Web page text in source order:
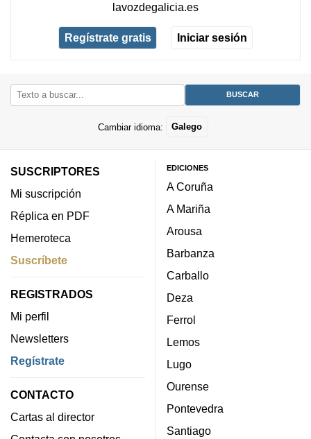
lavozdegalicia.es
Regístrate gratis Iniciar sesión
Cambiar idioma: Galego
SUSCRIPTORES
Mi suscripción
Réplica en PDF
Hemeroteca
Suscríbete
REGISTRADOS
Mi perfil
Newsletters
Regístrate
CONTACTO
Cartas al director
EDICIONES
A Coruña
A Mariña
Arousa
Barbanza
Carballo
Deza
Ferrol
Lemos
Lugo
Ourense
Pontevedra
Santiago